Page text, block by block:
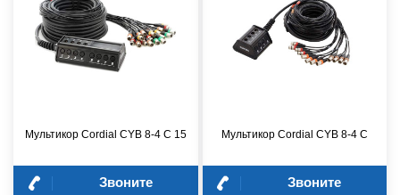
Мультикор Cordial CYB 8-4 C 15
Звоните
Мультикор Cordial CYB 8-4 C
Звоните